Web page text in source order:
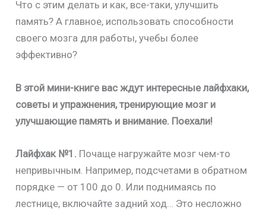
Что с этим делать и как, все-таки, улучшить
память? А главное, использовать способности
своего мозга для работы, учебы более
эффективно?
В этой мини-книге вас ждут интересные лайфхаки,
советы и упражнения, тренирующие мозг и
улучшающие память и внимание. Поехали!
Лайфхак №1. Почаще нагружайте мозг чем-то
непривычным. Например, подсчетами в обратном
порядке — от 100 до 0. Или поднимаясь по
лестнице, включайте задний ход… Это несложно